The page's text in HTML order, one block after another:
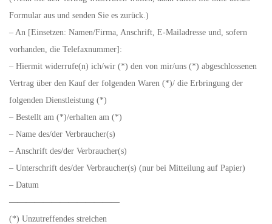
Formular aus und senden Sie es zurück.)
– An [Einsetzen: Namen/Firma, Anschrift, E-Mailadresse und, sofern
vorhanden, die Telefaxnummer]:
– Hiermit widerrufe(n) ich/wir (*) den von mir/uns (*) abgeschlossenen
Vertrag über den Kauf der folgenden Waren (*)/ die Erbringung der
folgenden Dienstleistung (*)
– Bestellt am (*)/erhalten am (*)
– Name des/der Verbraucher(s)
– Anschrift des/der Verbraucher(s)
– Unterschrift des/der Verbraucher(s) (nur bei Mitteilung auf Papier)
– Datum
—————————————
(*) Unzutreffendes streichen